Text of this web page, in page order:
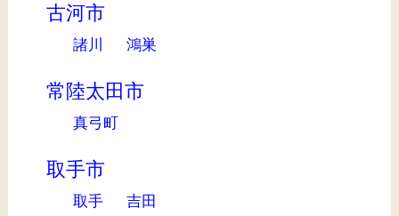
古河市
諸川 鴻巣
常陸太田市
真弓町
取手市
取手 吉田